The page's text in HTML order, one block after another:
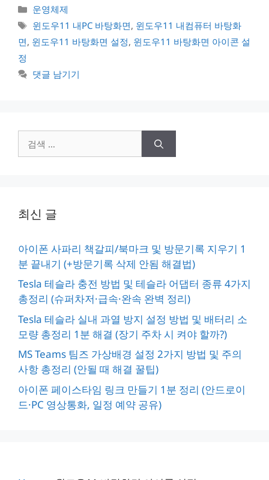
카
테
고
리
운영체제
태
그
윈도우11 내PC 바탕화면, 윈도우11 내컴퓨터 바탕화
면, 윈도우11 바탕화면 설정, 윈도우11 바탕화면 아이콘 설
정
댓글 남기기
색:
최신 글
아이폰 사파리 책갈피/북마크 및 방문기록 지우기 1
분 끝내기 (+방문기록 삭제 안됨 해결법)
Tesla 테슬라 충전 방법 및 테슬라 어댑터 종류 4가지
총정리 (슈퍼차저·급속·완속 완벽 정리)
Tesla 테슬라 실내 과열 방지 설정 방법 및 배터리 소
모량 총정리 1분 해결 (장기 주차 시 켜야 할까?)
MS Teams 팀즈 가상배경 설정 2가지 방법 및 주의
사항 총정리 (안될 때 해결 꿀팁)
아이폰 페이스타임 링크 만들기 1분 정리 (안드로이
드·PC 영상통화, 일정 예약 공유)